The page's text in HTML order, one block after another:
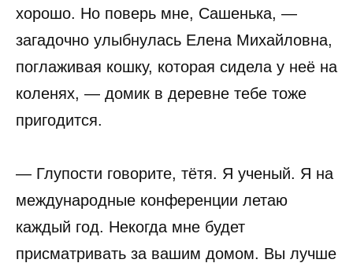
хорошо. Но поверь мне, Сашенька, —
загадочно улыбнулась Елена Михайловна,
поглаживая кошку, которая сидела у неё на
коленях, — домик в деревне тебе тоже
пригодится.
— Глупости говорите, тётя. Я ученый. Я на
международные конференции летаю
каждый год. Некогда мне будет
присматривать за вашим домом. Вы лучше